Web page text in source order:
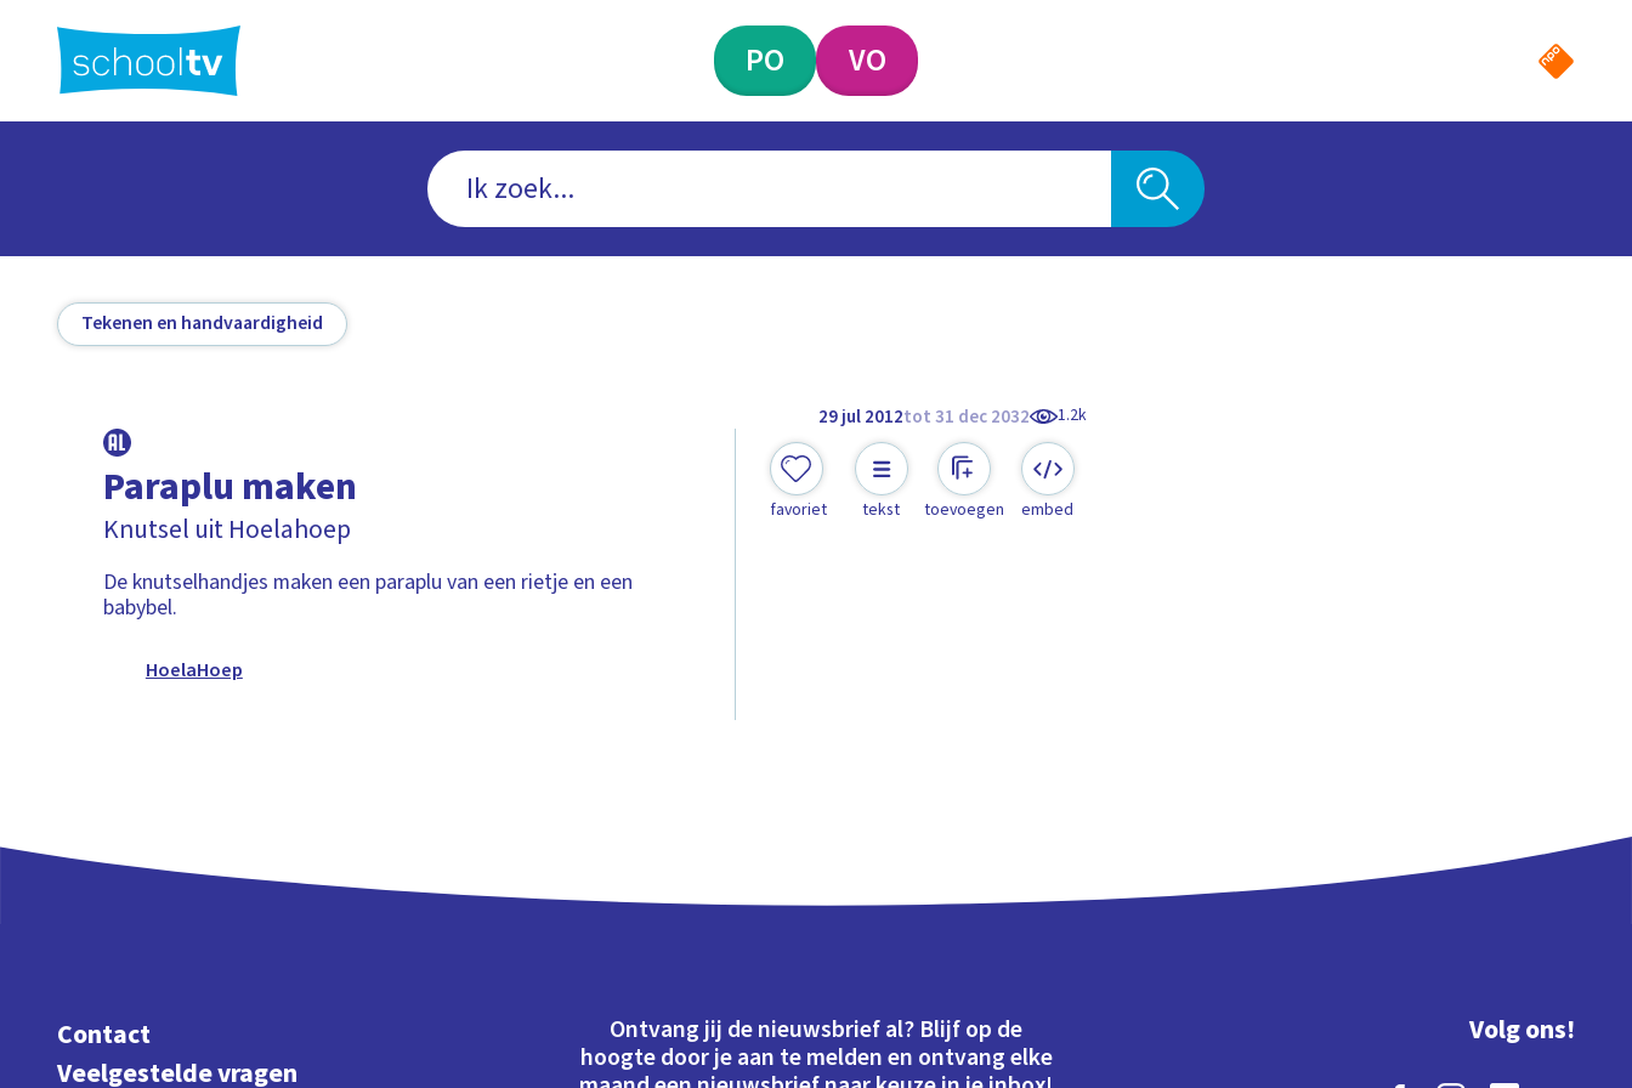
hoofdinhoud
PO VO
Tekenen en handvaardigheid
29 jul 2012tot 31 dec 2032 1.2k
Paraplu maken
Knutsel uit Hoelahoep
De knutselhandjes maken een paraplu van een rietje en een
babybel.
HoelaHoep
favoriet tekst toevoegen embed
Contact
Veelgestelde vragen
Ontvang jij de nieuwsbrief al? Blijf op de
hoogte door je aan te melden en ontvang elke
Volg ons!